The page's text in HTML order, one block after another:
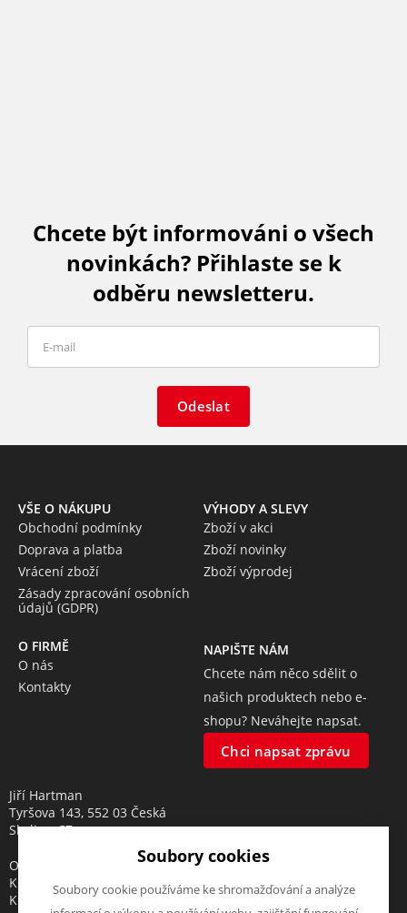
Chcete být informováni o všech
novinkách? Přihlaste se k
odběru newsletteru.
Odeslat
VŠE O NÁKUPU
Obchodní podmínky
Doprava a platba
Vrácení zboží
Zásady zpracování osobních
údajů (GDPR)
VÝHODY A SLEVY
Zboží v akci
Zboží novinky
Zboží výprodej
O FIRMĚ
O nás
Kontakty
NAPIŠTE NÁM
Chcete nám něco sdělit o
našich produktech nebo e-
shopu? Neváhejte napsat.
Chci napsat zprávu
Jiří Hartman
Tyršova 143, 552 03 Česká
Skalice, CZ
Obchodní rejstřík vedený u
Krajského soudu v Hradci
Králové, oddíl A, vložka 18553
Soubory cookies
Soubory cookie používáme ke shromažďování a analýze